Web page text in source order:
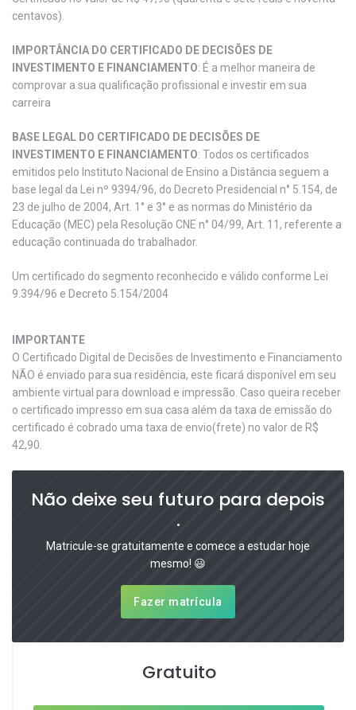
centavos).
IMPORTÂNCIA DO CERTIFICADO DE DECISÕES DE
INVESTIMENTO E FINANCIAMENTO: É a melhor maneira de
comprovar a sua qualificação profissional e investir em sua
carreira
BASE LEGAL DO CERTIFICADO DE DECISÕES DE
INVESTIMENTO E FINANCIAMENTO: Todos os certificados
emitidos pelo Instituto Nacional de Ensino a Distância seguem a
base legal da Lei nº 9394/96, do Decreto Presidencial n° 5.154, de
23 de julho de 2004, Art. 1° e 3° e as normas do Ministério da
Educação (MEC) pela Resolução CNE n° 04/99, Art. 11, referente a
educação continuada do trabalhador.
Um certificado do segmento reconhecido e válido conforme Lei
9.394/96 e Decreto 5.154/2004
IMPORTANTE
O Certificado Digital de Decisões de Investimento e Financiamento
NÃO é enviado para sua residência, este ficará disponível em seu
ambiente virtual para download e impressão. Caso queira receber
o certificado impresso em sua casa além da taxa de emissão do
certificado é cobrado uma taxa de envio(frete) no valor de R$
42,90.
Não deixe seu futuro para depois
.
Matricule-se gratuitamente e comece a estudar hoje
mesmo! 😃
Fazer matrícula
Gratuito